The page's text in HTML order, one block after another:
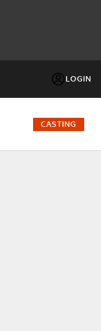
LOGIN
FACTOR
CASTING